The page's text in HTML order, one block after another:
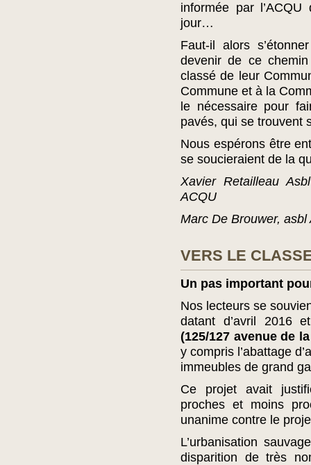
informée par
jour…
Faut-il alors
devenir de ce
classé de leur
Commune et à la
le nécessaire pour
pavés, qui se trouvent
Nous espérons être
se soucieraient de la
Xavier Retailleau
ACQU
Marc De Brouwer, asbl
VERS LE
Un pas important
Nos lecteurs se
datant d’avril 2016
(125/127 avenue de
y compris l’abattage
immeubles de grand
Ce projet avait
proches et moins
unanime contre le
L’urbanisation
disparition de très